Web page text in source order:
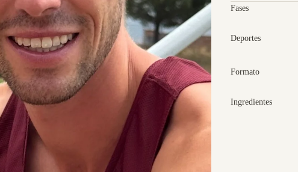
Fases
Deportes
Formato
Ingredientes